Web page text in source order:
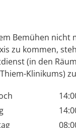
Bemühen nicht
zu kommen,
(in den
Klinikums)